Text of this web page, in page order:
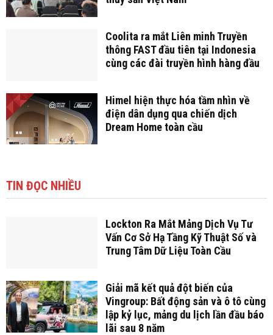
Coolita ra mắt Liên minh Truyền
thông FAST đầu tiên tại Indonesia
cùng các đài truyền hình hàng đầu
Himel hiện thực hóa tầm nhìn về
điện dân dụng qua chiến dịch
Dream Home toàn cầu
TIN ĐỌC NHIỀU
Lockton Ra Mắt Mảng Dịch Vụ Tư
Vấn Cơ Sở Hạ Tầng Kỹ Thuật Số và
Trung Tâm Dữ Liệu Toàn Cầu
Giải mã kết quả đột biến của
Vingroup: Bất động sản và ô tô cùng
lập kỷ lục, mảng du lịch lần đầu báo
lãi sau 8 năm